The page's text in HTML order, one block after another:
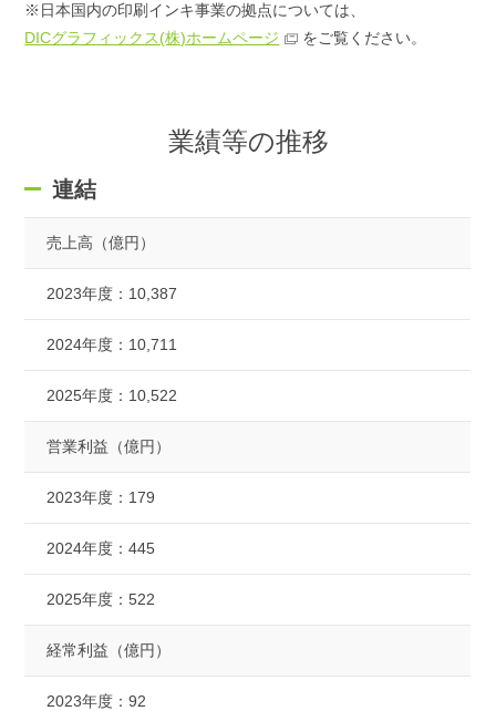
※日本国内の印刷インキ事業の拠点については、
DICグラフィックス(株)ホームページ
をご覧ください。
業績等の推移
連結
売上高（億円）
2023年度： 10,387
2024年度： 10,711
2025年度： 10,522
営業利益（億円）
2023年度： 179
2024年度：445
2025年度：522
経常利益（億円）
2023年度：92